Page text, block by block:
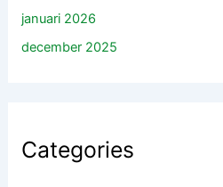
januari 2026
december 2025
Categories